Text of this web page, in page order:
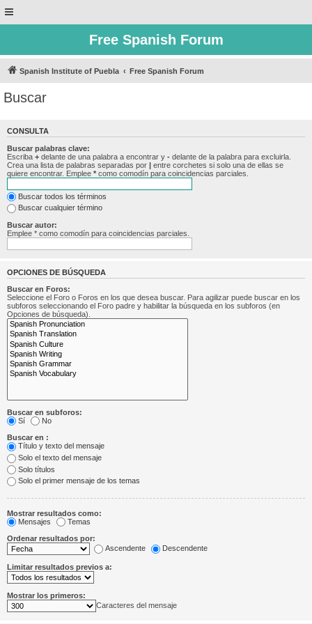
Free Spanish Forum
Spanish Institute of Puebla Free Spanish Forum
Buscar
CONSULTA
Buscar palabras clave:
Escriba + delante de una palabra a encontrar y - delante de la palabra para excluirla.
Crea una lista de palabras separadas por | entre corchetes si solo una de ellas se
quiere encontrar. Emplee * como comodín para coincidencias parciales.
Buscar todos los términos
Buscar cualquier término
Buscar autor:
Emplee * como comodín para coincidencias parciales.
OPCIONES DE BÚSQUEDA
Buscar en Foros:
Seleccione el Foro o Foros en los que desea buscar. Para agilizar puede buscar en los
subforos seleccionando el Foro padre y habilitar la búsqueda en los subforos (en
Opciones de búsqueda).
Buscar en subforos:
Sí
No
Buscar en :
Título y texto del mensaje
Solo el texto del mensaje
Solo títulos
Solo el primer mensaje de los temas
Mostrar resultados como:
Mensajes
Temas
Ordenar resultados por:
Ascendente
Descendente
Limitar resultados previos a:
Mostrar los primeros:
Caracteres del mensaje